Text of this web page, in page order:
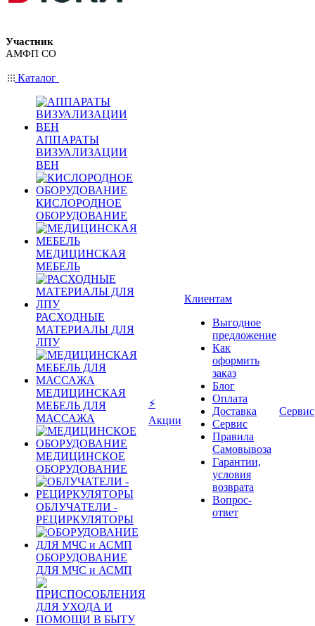
Участник
АМФП СО
Каталог
АППАРАТЫ
ВИЗУАЛИЗАЦИИ
ВЕН
КИСЛОРОДНОЕ
ОБОРУДОВАНИЕ
МЕДИЦИНСКАЯ
МЕБЕЛЬ
РАСХОДНЫЕ
МАТЕРИАЛЫ ДЛЯ
ЛПУ
МЕДИЦИНСКАЯ
МЕБЕЛЬ ДЛЯ
МАССАЖА
МЕДИЦИНСКОЕ
ОБОРУДОВАНИЕ
ОБЛУЧАТЕЛИ -
РЕЦИРКУЛЯТОРЫ
ОБОРУДОВАНИЕ
ДЛЯ МЧС и АСМП
⚡
Акции
Клиентам
Выгодное
предложение
Как
оформить
заказ
Блог
Оплата
Доставка
Сервис
Правила
Самовывоза
Гарантии,
условия
возврата
Вопрос-
ответ
Сервис